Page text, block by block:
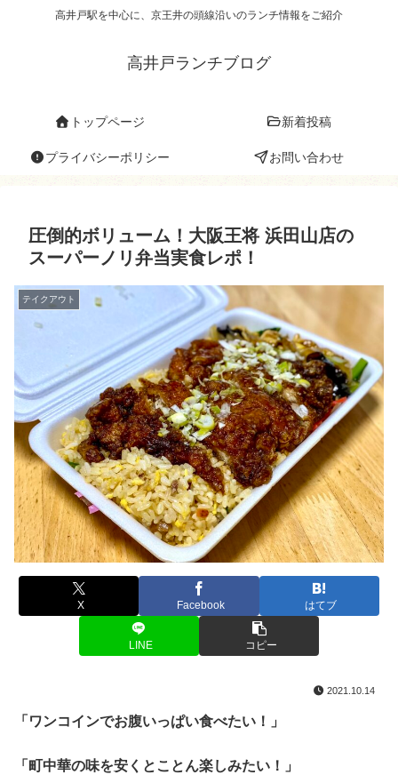
高井戸駅を中心に、京王井の頭線沿いのランチ情報をご紹介
高井戸ランチブログ
トップページ 新着投稿
プライバシーポリシー お問い合わせ
圧倒的ボリューム！大阪王将 浜田山店の
スーパーノリ弁当実食レポ！
テイクアウト
X Facebook はてブ
LINE コピー
2021.10.14
「ワンコインでお腹いっぱい食べたい！」
「町中華の味を安くとことん楽しみたい！」